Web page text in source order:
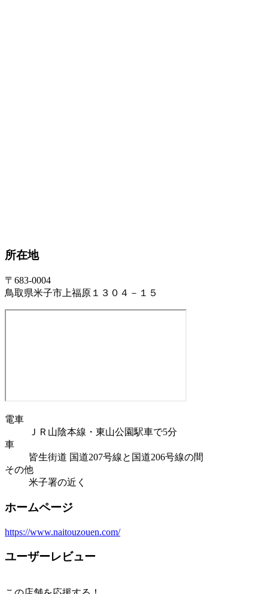
所在地
〒683-0004
鳥取県米子市上福原１３０４－１５
電車
ＪＲ山陰本線・東山公園駅車で5分
車
皆生街道 国道207号線と国道206号線の間
その他
米子署の近く
ホームページ
https://www.naitouzouen.com/
ユーザーレビュー